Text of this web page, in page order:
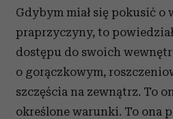
Gdybym miał się pokusić o
praprzyczyny, to
dostępu do swoich
o gorączkowym,
szczęścia na zewnątrz. To
określone warunki. To ona